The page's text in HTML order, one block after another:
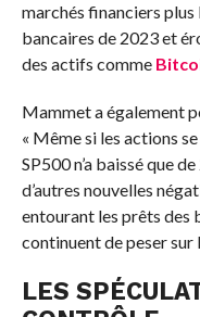
marchés financiers plus
bancaires de 2023 et
des actifs comme
Mammet a également
« Même si les actions
SP500 n’a baissé que
d’autres nouvelles
entourant les prêts des
continuent de peser sur
LES